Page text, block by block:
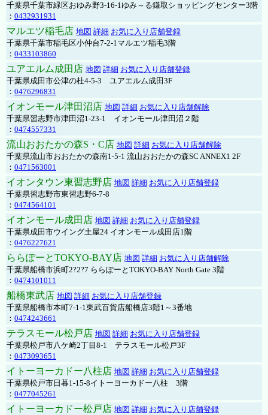
千葉県千葉市緑区おゆみ野3-16-1ゆみ～る鎌取ショッピングセンター3階
： 0432931931
マルエツ稲毛店 地図 詳細 お気に入り店舗登録
千葉県千葉市稲毛区小仲台7-2-1マルエツ稲毛3階
： 0433103860
ユアエルム成田店 地図 詳細 お気に入り店舗登録
千葉県成田市公津の杜4-5-3 ユアエルム成田3F
： 0476296831
イオンモール津田沼店 地図 詳細 お気に入り店舗解除
千葉県習志野市津田沼1-23-1 イオンモール津田沼２階
： 0474557331
流山おおたかの森S・C店 地図 詳細 お気に入り店舗解除
千葉県流山市おおたかの森南1-5-1 流山おおたかの森SC ANNEX1 2F
： 0471563001
イオンタウン東習志野店 地図 詳細 お気に入り店舗登録
千葉県習志野市東習志野6-7-8
： 0474564101
イオンモール成田店 地図 詳細 お気に入り店舗登録
千葉県成田市ウイング土屋24 イオンモール成田店1階
： 0476227621
ららぽーとTOKYO-BAY店 地図 詳細 お気に入り店舗解除
千葉県船橋市浜町2?2?7 ららぽーとTOKYO-BAY North Gate 3階
： 0474101011
船橋東武店 地図 詳細 お気に入り店舗登録
千葉県船橋市本町7-1-1東武百貨店船橋店3階1～3番地
： 0474243661
テラスモール松戸店 地図 詳細 お気に入り店舗登録
千葉県松戸市八ケ崎2丁目8-1 テラスモール松戸3F
： 0473093651
イトーヨーカドー八柱店 地図 詳細 お気に入り店舗登録
千葉県松戸市日暮1-15-8イトーヨーカドー八柱 3階
： 0477045261
イトーヨーカドー松戸店 地図 詳細 お気に入り店舗登録